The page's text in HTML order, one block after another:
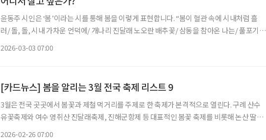
윤동주 시인은 ‘봄’이라는 시를 통해 봄을 이렇게 표현합니다. “봄이 혈관 속에 시내처럼 흘
러/ 돌, 돌, 시내 가차운 언덕에/ 개나리 진달래 노오란 배추꽃/ 삼동을 참아온 나는/ 풀포기처
2026-03-03 07:00
[카드뉴스] 봄을 알리는 3월 전국 축제 리스트 9
3월은 전국 곳곳에서 봄꽃과 제철 먹거리를 주제로 한 축제가 본격적으로 열린다. 구례 산수
유꽃축제와 여수 영취산 진달래축제, 진해군항제 등 대표적인 봄꽃 축제를 비롯해 논산 딸기
2026-02-26 07:00